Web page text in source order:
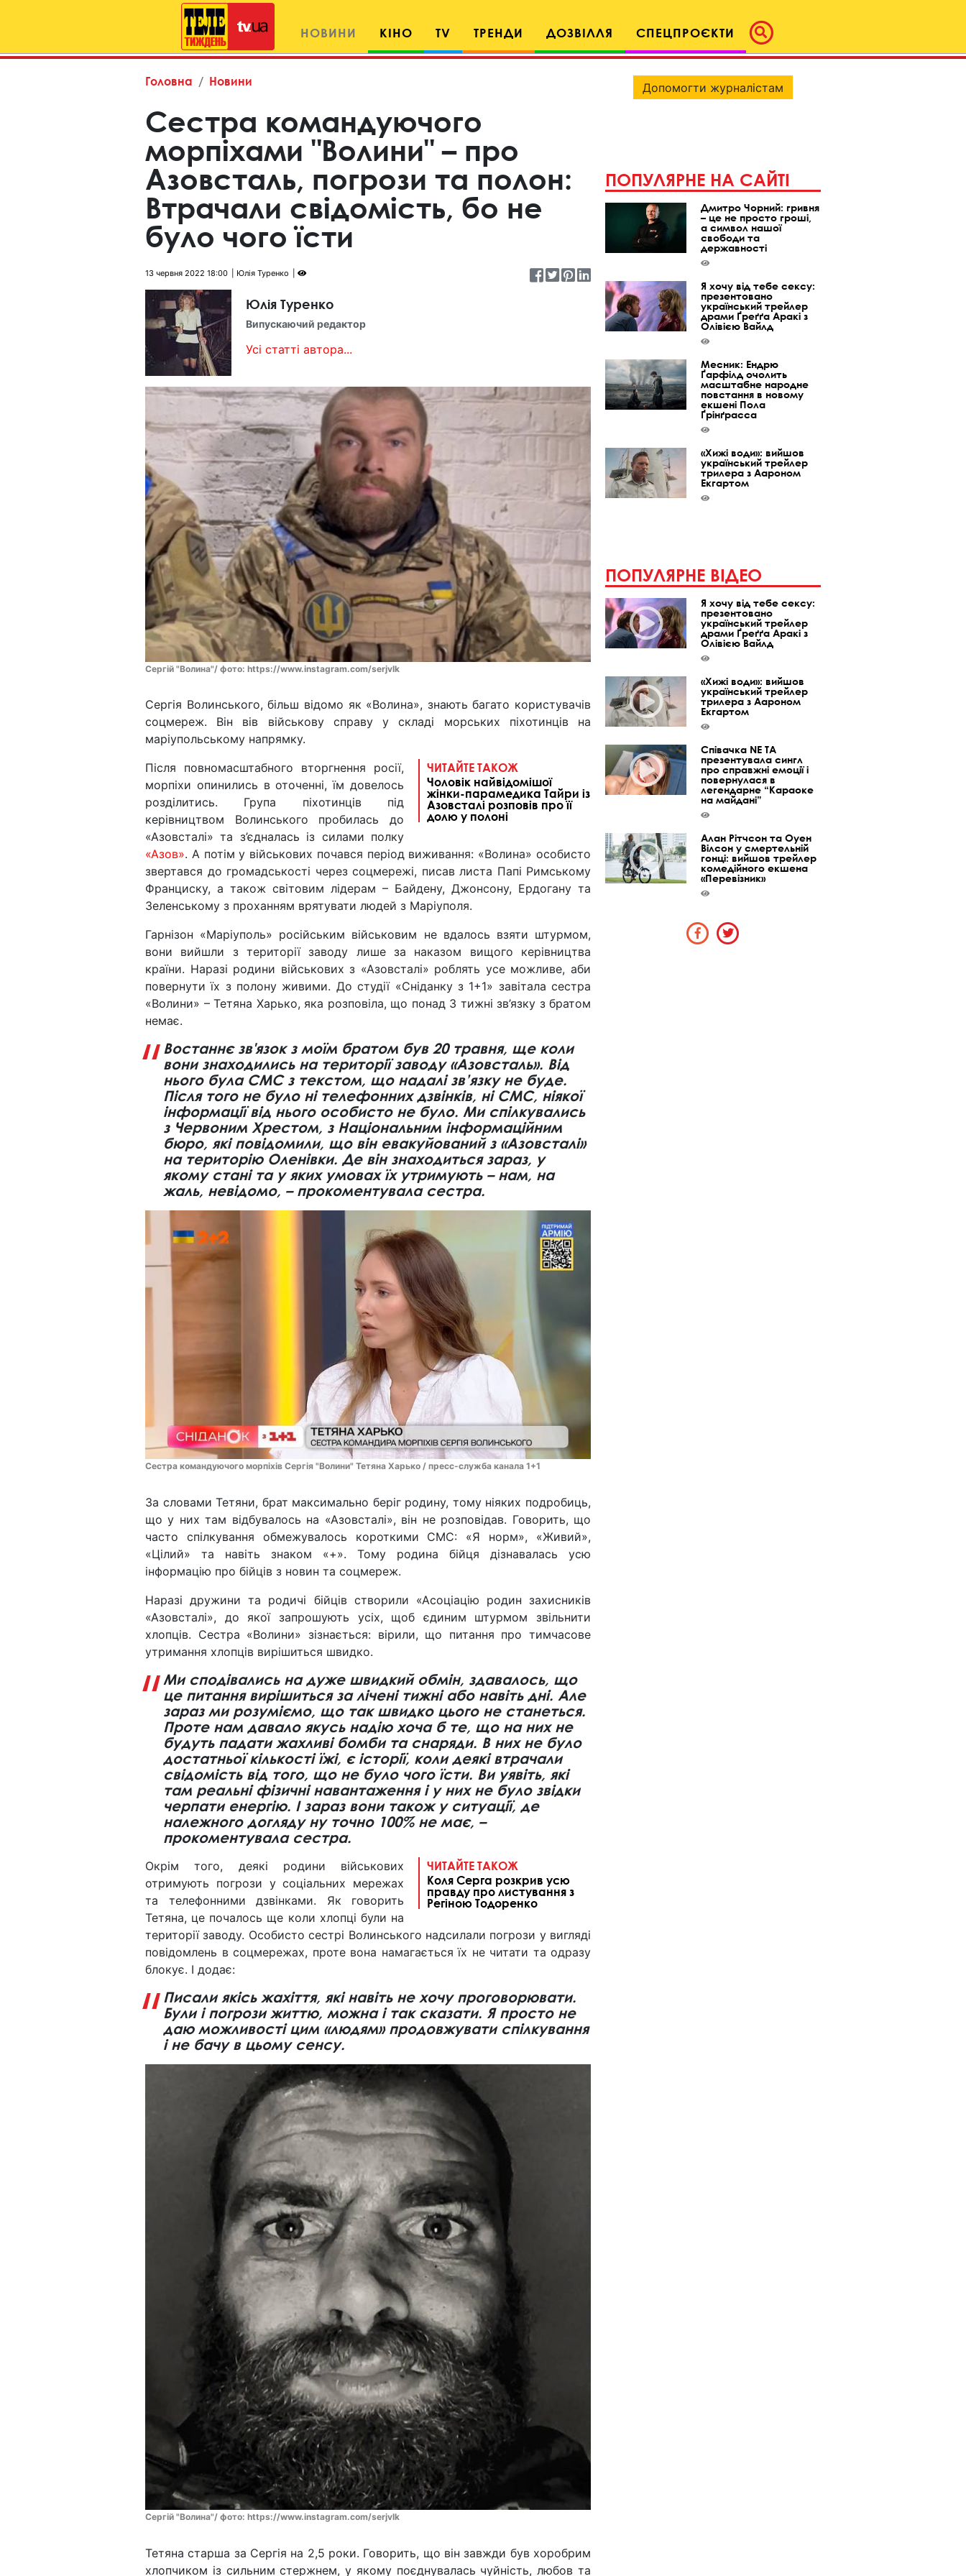
НОВИНИ КІНО TV ТРЕНДИ ДОЗВІЛЛЯ СПЕЦПРОЄКТИ
Головна Новини
Сестра командуючого
морпіхами "Волини" – про
Азовсталь, погрози та полон:
Втрачали свідомість, бо не
було чого їсти
13 червня 2022 18:00 Юлія Туренко
Юлія Туренко
Випускаючий редактор
Усі статті автора...
Сергій "Волина"/ фото: https://www.instagram.com/serjvlk
Сергія Волинського, більш відомо як «Волина», знають багато користувачів
соцмереж. Він вів військову справу у складі морських піхотинців на
маріупольському напрямку.
ЧИТАЙТЕ ТАКОЖ
Чоловік найвідомішої
жінки-парамедика Тайри із
Азовсталі розповів про її
долю у полоні
Після повномасштабного вторгнення росії,
морпіхи опинились в оточенні, їм довелось
розділитись. Група піхотинців під
керівництвом Волинського пробилась до
«Азовсталі» та з’єдналась із силами полку
«Азов». А потім у військових почався період виживання: «Волина» особисто
звертався до громадськості через соцмережі, писав листа Папі Римському
Франциску, а також світовим лідерам – Байдену, Джонсону, Ердогану та
Зеленському з проханням врятувати людей з Маріуполя.
Гарнізон «Маріуполь» російським військовим не вдалось взяти штурмом,
вони вийшли з території заводу лише за наказом вищого керівництва
країни. Наразі родини військових з «Азовсталі» роблять усе можливе, аби
повернути їх з полону живими. До студії «Сніданку з 1+1» завітала сестра
«Волини» – Тетяна Харько, яка розповіла, що понад 3 тижні зв’язку з братом
немає.
Востаннє зв'язок з моїм братом був 20 травня, ще коли
вони знаходились на території заводу «Азовсталь». Від
нього була СМС з текстом, що надалі зв’язку не буде.
Після того не було ні телефонних дзвінків, ні СМС, ніякої
інформації від нього особисто не було. Ми спілкувались
з Червоним Хрестом, з Національним інформаційним
бюро, які повідомили, що він евакуйований з «Азовсталі»
на територію Оленівки. Де він знаходиться зараз, у
якому стані та у яких умовах їх утримують – нам, на
жаль, невідомо, – прокоментувала сестра.
Сестра командуючого морпіхів Сергія "Волини" Тетяна Харько / пресс-служба канала 1+1
За словами Тетяни, брат максимально беріг родину, тому ніяких подробиць,
що у них там відбувалось на «Азовсталі», він не розповідав. Говорить, що
часто спілкування обмежувалось короткими СМС: «Я норм», «Живий»,
«Цілий» та навіть знаком «+». Тому родина бійця дізнавалась усю
інформацію про бійців з новин та соцмереж.
Наразі дружини та родичі бійців створили «Асоціацію родин захисників
«Азовсталі», до якої запрошують усіх, щоб єдиним штурмом звільнити
хлопців. Сестра «Волини» зізнається: вірили, що питання про тимчасове
утримання хлопців вирішиться швидко.
Ми сподівались на дуже швидкий обмін, здавалось, що
це питання вирішиться за лічені тижні або навіть дні. Але
зараз ми розуміємо, що так швидко цього не станеться.
Проте нам давало якусь надію хоча б те, що на них не
будуть падати жахливі бомби та снаряди. В них не було
достатньої кількості їжі, є історії, коли деякі втрачали
свідомість від того, що не було чого їсти. Ви уявіть, які
там реальні фізичні навантаження і у них не було звідки
черпати енергію. І зараз вони також у ситуації, де
належного догляду ну точно 100% не має, –
прокоментувала сестра.
ЧИТАЙТЕ ТАКОЖ
Коля Серга розкрив усю
правду про листування з
Регіною Тодоренко
Окрім того, деякі родини військових
отримують погрози у соціальних мережах
та телефонними дзвінками. Як говорить
Тетяна, це почалось ще коли хлопці були на
території заводу. Особисто сестрі Волинського надсилали погрози у вигляді
повідомлень в соцмережах, проте вона намагається їх не читати та одразу
блокує. І додає:
Писали якісь жахіття, які навіть не хочу проговорювати.
Були і погрози життю, можна і так сказати. Я просто не
даю можливості цим «людям» продовжувати спілкування
і не бачу в цьому сенсу.
Сергій "Волина"/ фото: https://www.instagram.com/serjvlk
Тетяна старша за Сергія на 2,5 роки. Говорить, що він завжди був хоробрим
хлопчиком із сильним стержнем, у якому поєднувалась чуйність, любов та
Допомогти журналістам
ПОПУЛЯРНЕ НА САЙТІ
Дмитро Чорний: гривня
– це не просто гроші,
а символ нашої
свободи та
державності
Я хочу від тебе сексу:
презентовано
український трейлер
драми Ґреґґа Аракі з
Олівією Вайлд
Месник: Ендрю
Ґарфілд очолить
масштабне народне
повстання в новому
екшені Пола
Ґрінґрасса
«Хижі води»: вийшов
український трейлер
трилера з Аароном
Екгартом
ПОПУЛЯРНЕ ВІДЕО
Я хочу від тебе сексу:
презентовано
український трейлер
драми Ґреґґа Аракі з
Олівією Вайлд
«Хижі води»: вийшов
український трейлер
трилера з Аароном
Екгартом
Співачка NE TA
презентувала сингл
про справжні емоції і
повернулася в
легендарне “Караоке
на майдані”
Алан Рітчсон та Оуен
Вілсон у смертельній
гонці: вийшов трейлер
комедійного екшена
«Перевізник»